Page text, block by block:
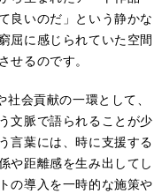
良いのだ」という静かな
屈に感じられていた空間
るのです。
会貢献の一環として、
文脈で語られることが少
言葉には、時に支援する
や距離感を生み出してし
の導入を一時的な施策や